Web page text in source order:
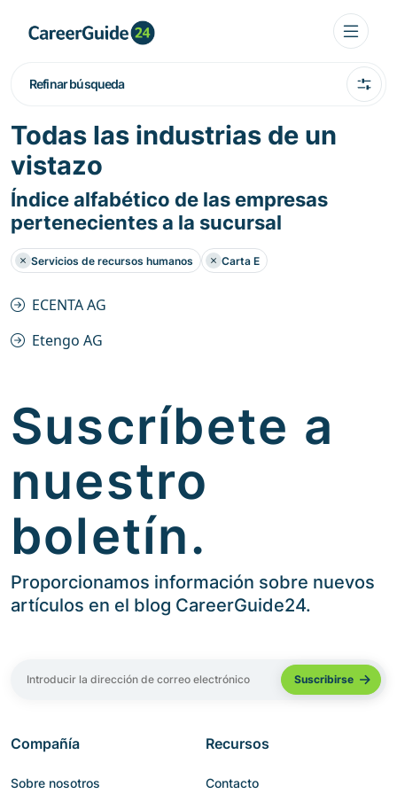
Refinar búsqueda
Todas las industrias de un
vistazo
Índice alfabético de las empresas
pertenecientes a la sucursal
Servicios de recursos humanos Carta E
ECENTA AG
Etengo AG
Suscríbete a
nuestro
boletín.
Proporcionamos información sobre nuevos
artículos en el blog CareerGuide24.
Compañía
Sobre nosotros
Recursos
Contacto